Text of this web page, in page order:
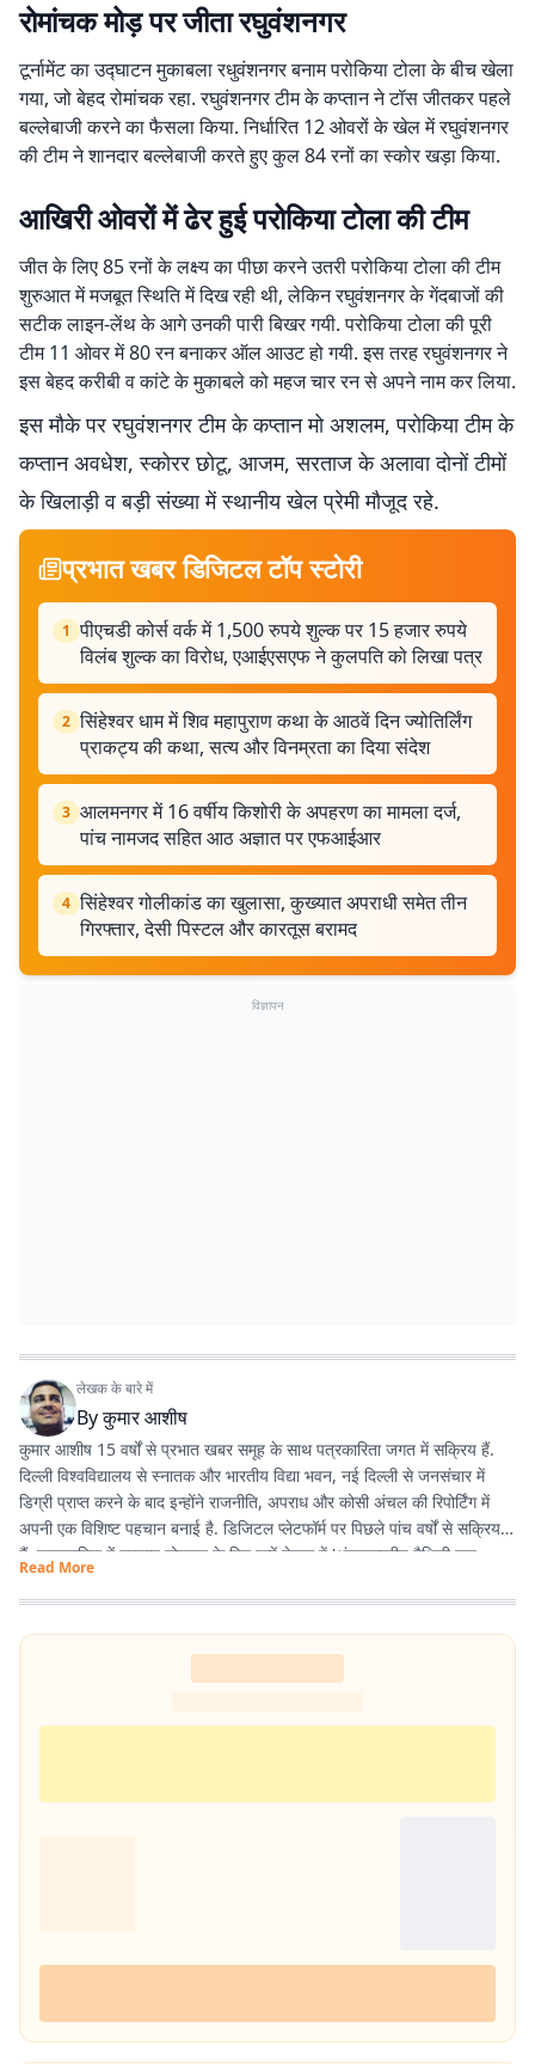
रोमांचक मोड़ पर जीता रघुवंशनगर
टूर्नामेंट का उद्घाटन मुकाबला रधुवंशनगर बनाम परोकिया टोला के बीच खेला
गया, जो बेहद रोमांचक रहा. रघुवंशनगर टीम के कप्तान ने टॉस जीतकर पहले
बल्लेबाजी करने का फैसला किया. निर्धारित 12 ओवरों के खेल में रघुवंशनगर
की टीम ने शानदार बल्लेबाजी करते हुए कुल 84 रनों का स्कोर खड़ा किया.
आखिरी ओवरों में ढेर हुई परोकिया टोला की टीम
जीत के लिए 85 रनों के लक्ष्य का पीछा करने उतरी परोकिया टोला की टीम
शुरुआत में मजबूत स्थिति में दिख रही थी, लेकिन रघुवंशनगर के गेंदबाजों की
सटीक लाइन-लेंथ के आगे उनकी पारी बिखर गयी. परोकिया टोला की पूरी
टीम 11 ओवर में 80 रन बनाकर ऑल आउट हो गयी. इस तरह रघुवंशनगर ने
इस बेहद करीबी व कांटे के मुकाबले को महज चार रन से अपने नाम कर लिया.
इस मौके पर रघुवंशनगर टीम के कप्तान मो अशलम, परोकिया टीम के
कप्तान अवधेश, स्कोरर छोटू, आजम, सरताज के अलावा दोनों टीमों
के खिलाड़ी व बड़ी संख्या में स्थानीय खेल प्रेमी मौजूद रहे.
प्रभात खबर डिजिटल टॉप स्टोरी
1 पीएचडी कोर्स वर्क में 1,500 रुपये शुल्क पर 15 हजार रुपये
विलंब शुल्क का विरोध, एआईएसएफ ने कुलपति को लिखा पत्र
2 सिंहेश्वर धाम में शिव महापुराण कथा के आठवें दिन ज्योतिर्लिंग
प्राकट्य की कथा, सत्य और विनम्रता का दिया संदेश
3 आलमनगर में 16 वर्षीय किशोरी के अपहरण का मामला दर्ज,
पांच नामजद सहित आठ अज्ञात पर एफआईआर
4 सिंहेश्वर गोलीकांड का खुलासा, कुख्यात अपराधी समेत तीन
गिरफ्तार, देसी पिस्टल और कारतूस बरामद
विज्ञापन
लेखक के बारे में
Byकुमार आशीष
कुमार आशीष 15 वर्षों से प्रभात खबर समूह के साथ पत्रकारिता जगत में सक्रिय हैं.
दिल्ली विश्वविद्यालय से स्नातक और भारतीय विद्या भवन, नई दिल्ली से जनसंचार में
डिग्री प्राप्त करने के बाद इन्होंने राजनीति, अपराध और कोसी अंचल की रिपोर्टिंग में
अपनी एक विशिष्ट पहचान बनाई है. डिजिटल प्लेटफॉर्म पर पिछले पांच वर्षों से सक्रिय
हैं. पत्रकारिता में उत्कृष्ट योगदान के लिए इन्हें नेपाल में 'अंतरराष्ट्रीय मैथिली युवा
पत्रकारिता सम्मान' से नवाजा जा चुका है.
Read More